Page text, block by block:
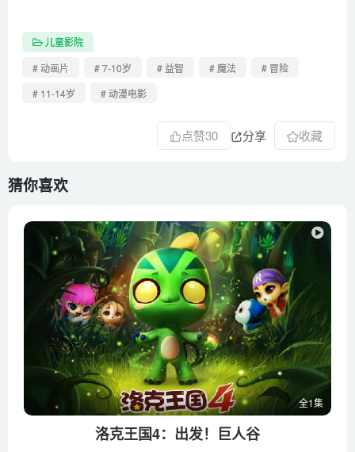
儿童影院
# 动画片
# 7-10岁 # 益智 # 魔法
# 冒险
# 11-14岁
# 动漫电影
点赞30 分享 收藏
猜你喜欢
全1集
洛克王国4：出发！巨人谷